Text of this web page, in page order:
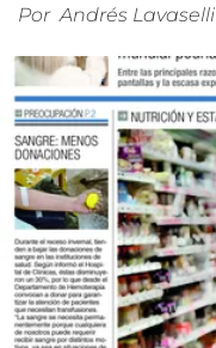
Por Andrés Lavaselli